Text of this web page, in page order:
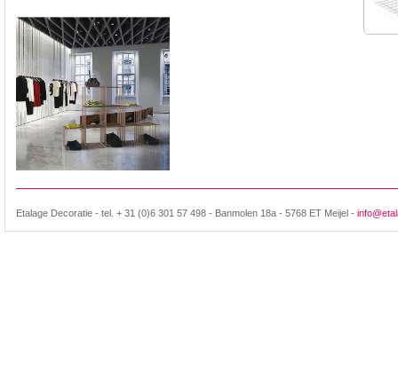
Etalage Decoratie - tel. + 31 (0)6 301 57 498 - Banmolen 18a - 5768 ET Meijel -